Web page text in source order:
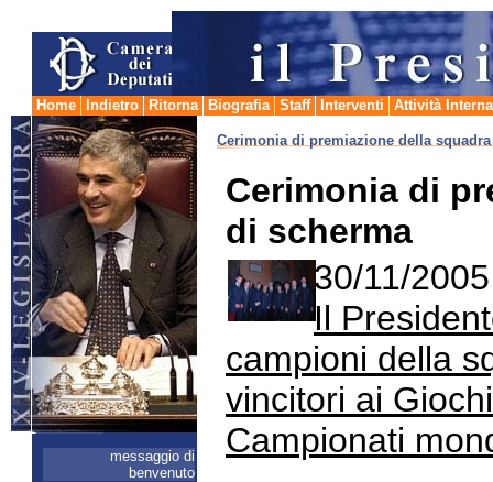
Home Indietro Ritorna Biografia Staff Interventi Attività
messaggio di
benvenuto
Cerimonia di premiazione della
Cerimonia di
di scherma
30/11/2005
Il
campioni della
vincitori ai
Campionati